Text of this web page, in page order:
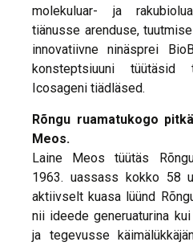
molekuluar- ja
tiänusse arenduse,
innovatiivne ninäsprei
konsteptsiuuni
Icosageni tiädläsed.
Rõngu ruamatukogo
Meos.
Laine Meos tüütäs
1963. uassass kokko 58
aktiivselt kuasa lüünd
nii ideede generuaturina
ja tegevusse